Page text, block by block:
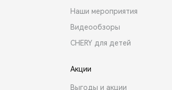
Наши мероприятия
Видеообзоры
CHERY для детей
Акции
Выгоды и акции